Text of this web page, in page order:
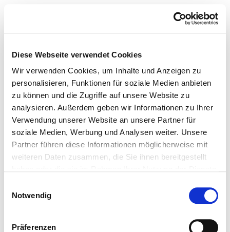
Diese Webseite verwendet Cookies
Wir verwenden Cookies, um Inhalte und Anzeigen zu
personalisieren, Funktionen für soziale Medien anbieten
zu können und die Zugriffe auf unsere Website zu
analysieren. Außerdem geben wir Informationen zu Ihrer
Verwendung unserer Website an unsere Partner für
soziale Medien, Werbung und Analysen weiter. Unsere
Partner führen diese Informationen möglicherweise mit
weiteren Daten zusammen, die Sie ihnen bereitgestellt
Notwendig
Präferenzen